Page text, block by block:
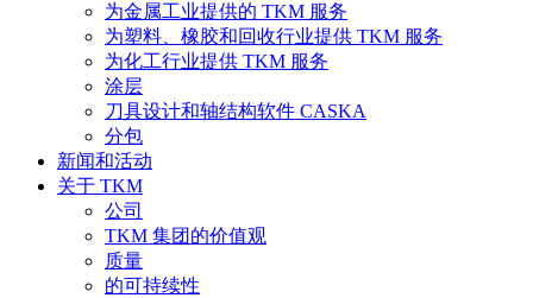
为金属工业提供的 TKM 服务
为塑料、橡胶和回收行业提供 TKM 服务
为化工行业提供 TKM 服务
涂层
刀具设计和轴结构软件 CASKA
分包
新闻和活动
关于 TKM
公司
TKM 集团的价值观
质量
的可持续性